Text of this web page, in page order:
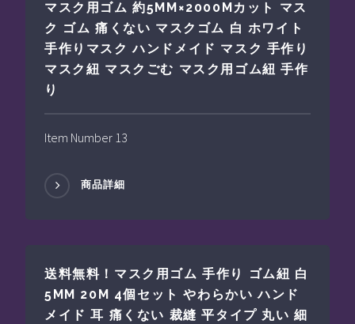
マスク用ゴム 約5MM×2000Mカット マス
ク ゴム 痛くない マスクゴム 白 ホワイト
手作りマスク ハンドメイド マスク 手作り
マスク紐 マスクごむ マスク用ゴム紐 手作
り
Item Number 13
商品詳細
送料無料！マスク用ゴム 手作り ゴム紐 白
5MM 20M 4個セット やわらかい ハンド
メイド 耳 痛くない 裁縫 平タイプ 丸い 細